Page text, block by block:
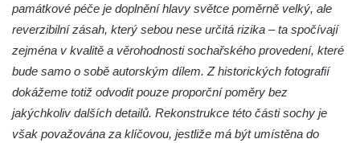
Socha svatého Václava na schodišti ke
kostelu Nanebevzetí Panny Marie ve
Vilémově
památkové péče je doplnění hlavy světce poměrně velký, ale
reverzibilní zásah, který sebou nese určitá rizika – ta spočívají
zejména v kvalitě a věrohodnosti sochařského provedení, které
bude samo o sobě autorským dílem. Z historických fotografií
dokážeme totiž odvodit pouze proporční poměry bez
jakýchkoliv dalších detailů. Rekonstrukce této části sochy je
však považována za klíčovou, jestliže má být umístěna do